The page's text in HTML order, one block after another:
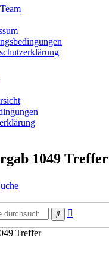
1049 Treffer
Suche
Treffer